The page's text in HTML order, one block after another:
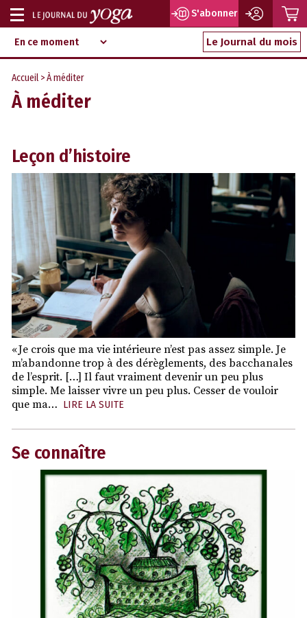
Aller
au
contenu
d‘information
indépendant
Afficher
ou
masquer
la
navigation
S'abonner
Le Journal du mois
Accueil >À méditer
À méditer
Leçon d’histoire
« Je crois que ma vie intérieure n’est pas assez simple. Je
m’abandonne trop à des dérèglements, des bacchanales
de l’esprit. […] Il faut vraiment devenir un peu plus
simple. Me laisser vivre un peu plus. Cesser de vouloir
que ma… LIRE LA SUITE
Se connaître